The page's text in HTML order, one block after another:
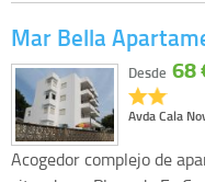
Mar Bella
Avda Cala
Desde 68
Acogedor complejo de